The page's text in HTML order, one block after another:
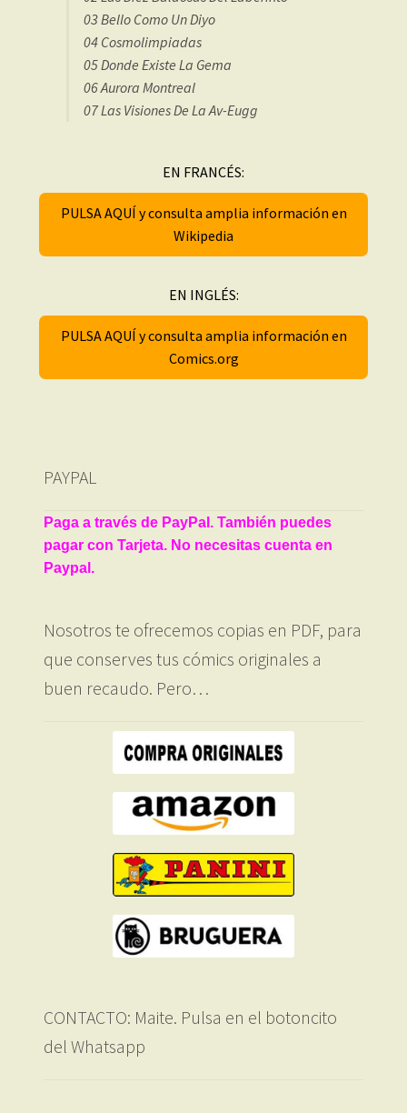
03 Bello Como Un Diyo
04 Cosmolimpiadas
05 Donde Existe La Gema
06 Aurora Montreal
07 Las Visiones De La Av-Eugg
EN FRANCÉS:
PULSA AQUÍ y consulta amplia información en
Wikipedia
EN INGLÉS:
PULSA AQUÍ y consulta amplia información en
Comics.org
PAYPAL
Paga a través de PayPal. También puedes
pagar con Tarjeta. No necesitas cuenta en
Paypal.
Nosotros te ofrecemos copias en PDF, para
que conserves tus cómics originales a
buen recaudo. Pero…
CONTACTO: Maite. Pulsa en el botoncito
del Whatsapp